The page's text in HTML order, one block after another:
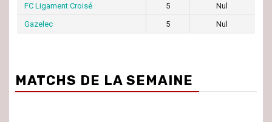
FC Ligament Croisé 5
Nul
Gazelec
5 Nul
MATCHS DE LA SEMAINE